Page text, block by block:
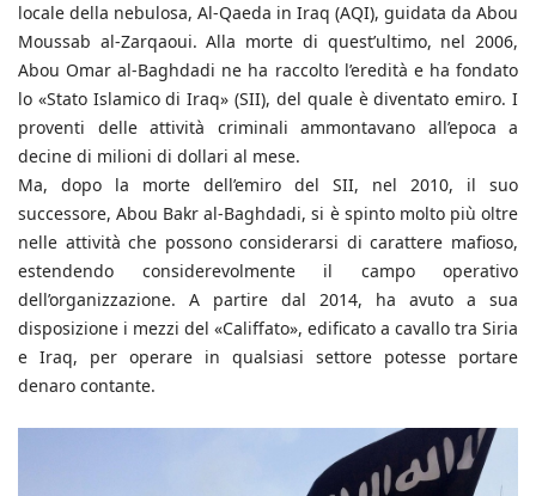
locale della nebulosa, Al-Qaeda in Iraq (AQI), guidata da Abou
Moussab al-Zarqaoui. Alla morte di quest’ultimo, nel 2006,
Abou Omar al-Baghdadi ne ha raccolto l’eredità e ha fondato
lo «Stato Islamico di Iraq» (SII), del quale è diventato emiro. I
proventi delle attività criminali ammontavano all’epoca a
decine di milioni di dollari al mese.
Ma, dopo la morte dell’emiro del SII, nel 2010, il suo
successore, Abou Bakr al-Baghdadi, si è spinto molto più oltre
nelle attività che possono considerarsi di carattere mafioso,
estendendo considerevolmente il campo operativo
dell’organizzazione. A partire dal 2014, ha avuto a sua
disposizione i mezzi del «Califfato», edificato a cavallo tra Siria
e Iraq, per operare in qualsiasi settore potesse portare
denaro contante.